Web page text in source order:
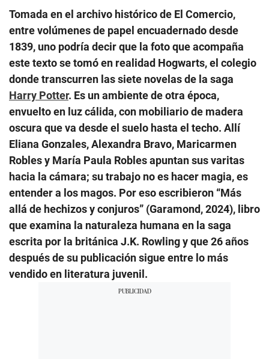
Tomada en el archivo histórico de El Comercio,
entre volúmenes de papel encuadernado desde
1839, uno podría decir que la foto que acompaña
este texto se tomó en realidad Hogwarts, el colegio
donde transcurren las siete novelas de la saga
Harry Potter. Es un ambiente de otra época,
envuelto en luz cálida, con mobiliario de madera
oscura que va desde el suelo hasta el techo. Allí
Eliana Gonzales, Alexandra Bravo, Maricarmen
Robles y María Paula Robles apuntan sus varitas
hacia la cámara; su trabajo no es hacer magia, es
entender a los magos. Por eso escribieron “Más
allá de hechizos y conjuros” (Garamond, 2024), libro
que examina la naturaleza humana en la saga
escrita por la británica J.K. Rowling y que 26 años
después de su publicación sigue entre lo más
vendido en literatura juvenil.